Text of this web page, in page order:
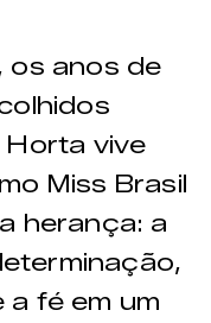
os anos de
Horta vive
Miss Brasil
herança: a
a fé em um